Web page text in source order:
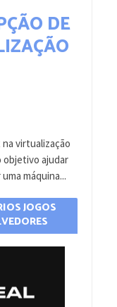
DE
virtualização
objetivo ajudar
máquina...
JOGOS